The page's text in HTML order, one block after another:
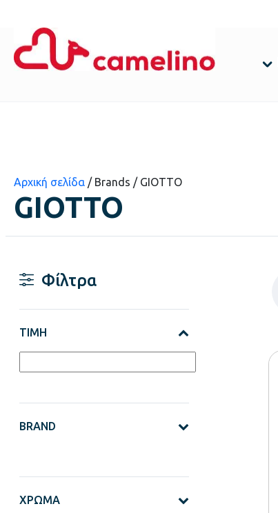
Αρχική σελίδα / Brands / GIOTTO
GIOTTO
Φίλτρα
ΤΙΜΉ
BRAND
ΧΡΏΜΑ